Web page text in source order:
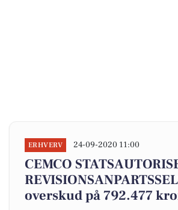
ERHVERV 24-09-2020 11:00
CEMCO
overskud på 792.477